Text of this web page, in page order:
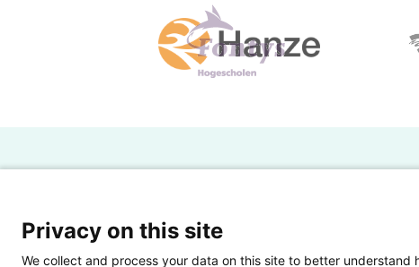
Powered by SURF
Privacy on this site
We collect and process your data on this site to better